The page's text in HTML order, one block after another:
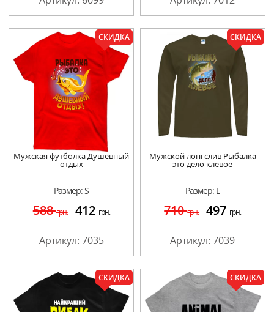
СКИДКА
Мужская футболка Душевный
отдых
Размер: S
588грн. 412 грн.
Артикул: 7035
СКИДКА
Мужской лонгслив Рыбалка
это дело клевое
Размер: L
710грн. 497 грн.
Артикул: 7039
СКИДКА СКИДКА